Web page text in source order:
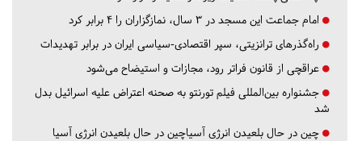
امام جماعت این مسجد در ۳ سال، نمازگزاران را ۴ برابر کرد
راه‌گذرهای ترانزیتی، سپر اقتصادی-سیاسی ایران در برابر تهدیدات
عراقچی از قانون فراتر رود، مجازات و استیضاح می‌شود
جشنواره بین‌المللی فیلم تورنتو به صحنه اعتراض علیه اسرائیل بدل
شد
چین در حال بلعیدن انرژی آسیاچین در حال بلعیدن انرژی آسیا